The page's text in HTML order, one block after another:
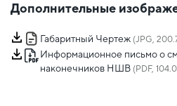
Дополнительные
Габаритный Чертеж (JPG,
Информационное письмо о
наконечников НШВ (PDF,